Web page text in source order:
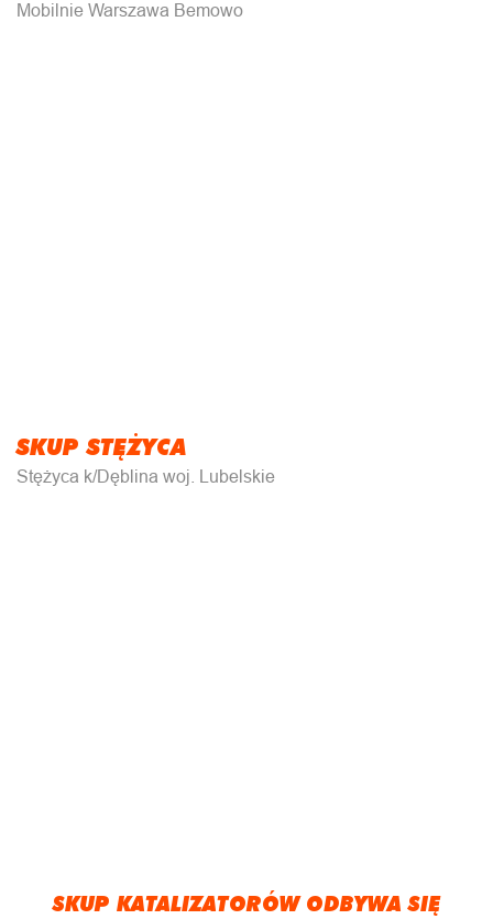
Mobilnie Warszawa Bemowo
SKUP STĘŻYCA
Stężyca k/Dęblina woj. Lubelskie
SKUP KATALIZATORÓW ODBYWA SIĘ